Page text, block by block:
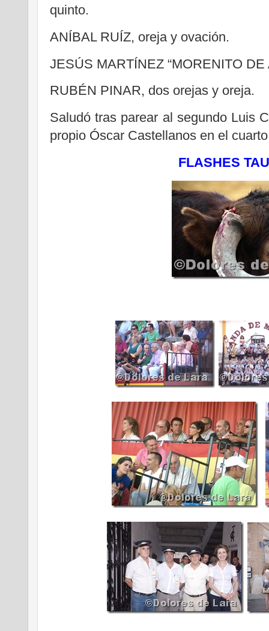
quinto.
ANÍBAL RUÍZ, oreja y ovación.
JESÚS MARTÍNEZ “MORENITO
RUBÉN PINAR, dos orejas y oreja.
Saludó tras parear al segundo Luis
propio Óscar Castellanos en el
FLASHES